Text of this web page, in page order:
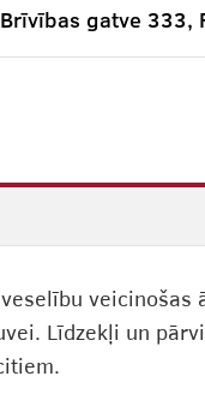
gatve 333,
veicinošas
Līdzekļi un